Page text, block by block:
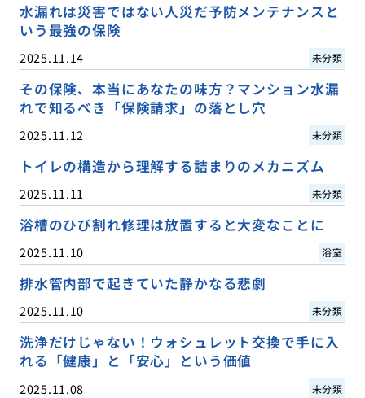
水漏れは災害ではない人災だ予防メンテナンスと
いう最強の保険
2025.11.14 未分類
その保険、本当にあなたの味方？マンション水漏
れで知るべき「保険請求」の落とし穴
2025.11.12 未分類
トイレの構造から理解する詰まりのメカニズム
2025.11.11 未分類
浴槽のひび割れ修理は放置すると大変なことに
2025.11.10 浴室
排水管内部で起きていた静かなる悲劇
2025.11.10 未分類
洗浄だけじゃない！ウォシュレット交換で手に入
れる「健康」と「安心」という価値
2025.11.08 未分類